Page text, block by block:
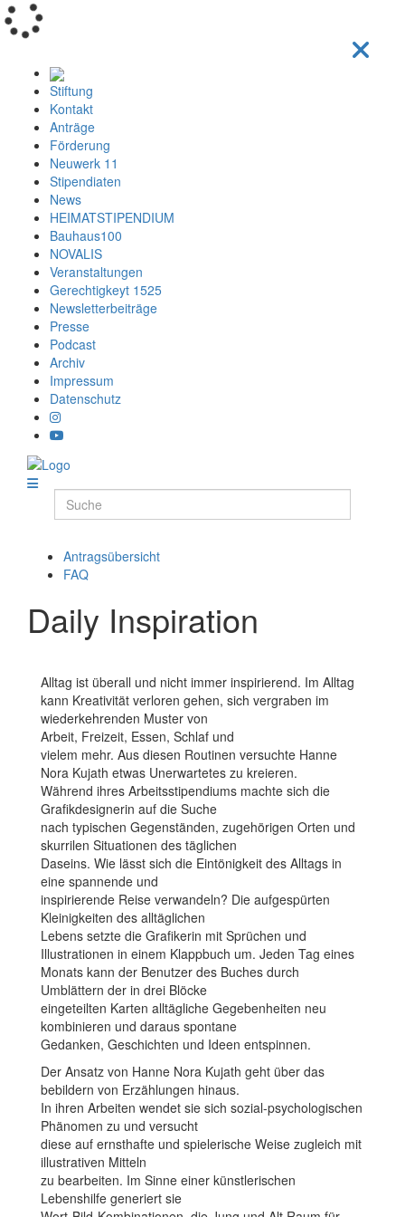
Stiftung
Kontakt
Anträge
Förderung
Neuwerk 11
Stipendiaten
News
HEIMATSTIPENDIUM
Bauhaus100
NOVALIS
Veranstaltungen
Gerechtigkeyt 1525
Newsletterbeiträge
Presse
Podcast
Archiv
Impressum
Datenschutz
Antragsübersicht
FAQ
Daily Inspiration
Alltag ist überall und nicht immer inspirierend. Im Alltag
kann Kreativität verloren gehen, sich vergraben im
wiederkehrenden Muster von
Arbeit, Freizeit, Essen, Schlaf und
vielem mehr. Aus diesen Routinen versuchte Hanne
Nora Kujath etwas Unerwartetes zu kreieren.
Während ihres Arbeitsstipendiums machte sich die
Grafikdesignerin auf die Suche
nach typischen Gegenständen, zugehörigen Orten und
skurrilen Situationen des täglichen
Daseins. Wie lässt sich die Eintönigkeit des Alltags in
eine spannende und
inspirierende Reise verwandeln? Die aufgespürten
Kleinigkeiten des alltäglichen
Lebens setzte die Grafikerin mit Sprüchen und
Illustrationen in einem Klappbuch um. Jeden Tag eines
Monats kann der Benutzer des Buches durch
Umblättern der in drei Blöcke
eingeteilten Karten alltägliche Gegebenheiten neu
kombinieren und daraus spontane
Gedanken, Geschichten und Ideen entspinnen.
Der Ansatz von Hanne Nora Kujath geht über das
bebildern von Erzählungen hinaus.
In ihren Arbeiten wendet sie sich sozial-psychologischen
Phänomen zu und versucht
diese auf ernsthafte und spielerische Weise zugleich mit
illustrativen Mitteln
zu bearbeiten. Im Sinne einer künstlerischen
Lebenshilfe generiert sie